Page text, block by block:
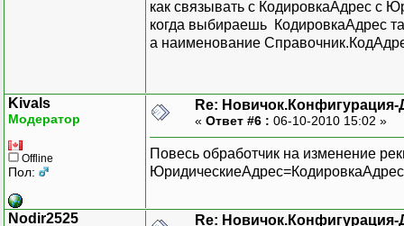
как связывать с КодировкаАдрес с
когда выбираешь КодировкаАдрес
а наименование
Kivals
Модератор
Offline
Пол:
Re:
« Ответ #6 : 06-10-2010 15:02 »
Повесь обработчик на изменение
Nodir2525 Re: